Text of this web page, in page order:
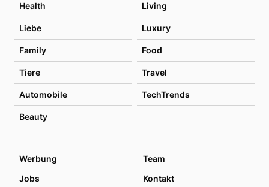
Health Living
Liebe Luxury
Family Food
Tiere Travel
Automobile TechTrends
Beauty
Werbung
Team
Jobs
Kontakt